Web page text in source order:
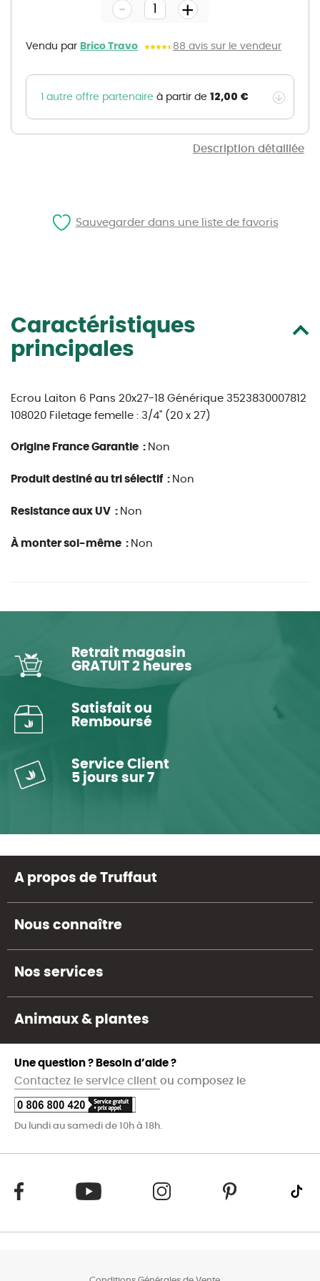
Description détaillée
gallery
Vendu par Brico Travo 88 avis sur le vendeur
- +
1 autre offre partenaire à partir de 12,00 €
Caractéristiques
principales
Ecrou Laiton 6 Pans 20x27-18 Générique 3523830007812
108020 Filetage femelle : 3/4" (20 x 27)
Origine France Garantie : Non
Produit destiné au tri sélectif : Non
Resistance aux UV : Non
À monter soi-même : Non
Sauvegarder dans une liste de favoris
Retrait magasin
GRATUIT 2 heures
Satisfait ou
Remboursé
Service Client
5 jours sur 7
A propos de Truffaut
Nous connaître
Nos services
Animaux & plantes
Une question ? Besoin d’aide ?
Contactez le service client ou composez le
Du lundi au samedi de 10h à 18h.